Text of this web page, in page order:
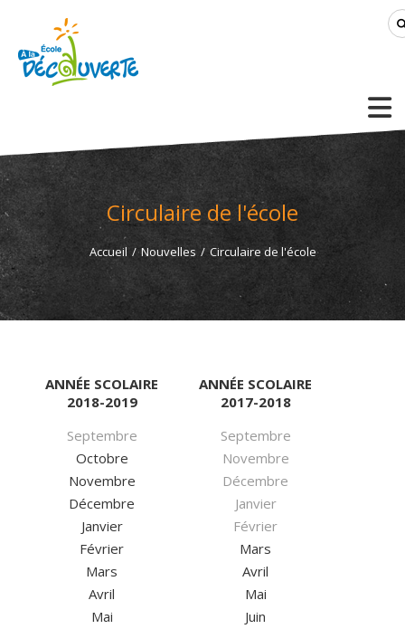
Circulaire de l'école
Accueil / Nouvelles / Circulaire de l'école
ANNÉE SCOLAIRE
2018-2019
Septembre
Octobre
Novembre
Décembre
Janvier
Février
Mars
Avril
Mai
ANNÉE SCOLAIRE
2017-2018
Septembre
Novembre
Décembre
Janvier
Février
Mars
Avril
Mai
Juin